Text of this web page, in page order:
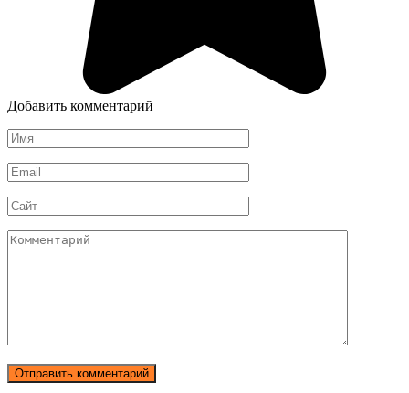
Добавить комментарий
Имя
*
Email
*
Сайт
Комментарий